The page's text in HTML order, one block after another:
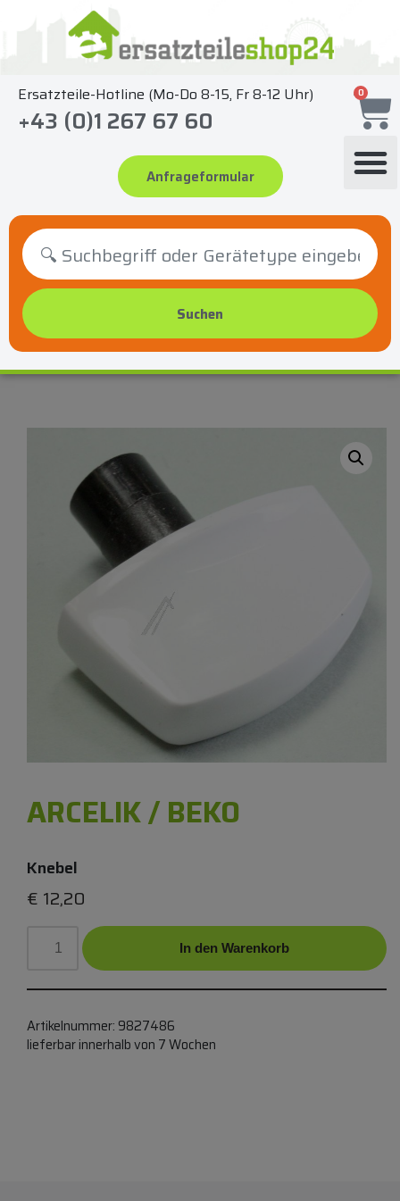
springen
Ersatzteile-Hotline (Mo-Do 8-15, Fr 8-12 Uhr)
+43 (0)1 267 67 60
Anfrageformular
0
ARCELIK / BEKO
Knebel
€ 12,20
In den Warenkorb
Artikelnummer: 9827486
lieferbar innerhalb von 7 Wochen